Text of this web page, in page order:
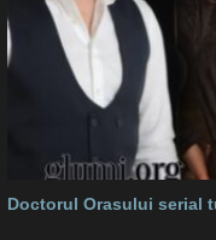
Doctorul Orasului serial